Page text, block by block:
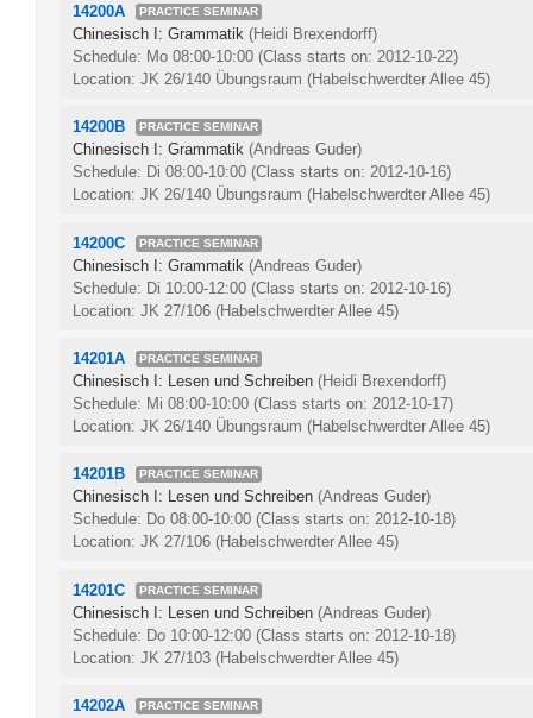
14200A PRACTICE SEMINAR
Chinesisch I: Grammatik (Heidi Brexendorff)
Schedule: Mo 08:00-10:00 (Class starts on: 2012-10-22)
Location: JK 26/140 Übungsraum (Habelschwerdter Allee 45)
14200B PRACTICE SEMINAR
Chinesisch I: Grammatik (Andreas Guder)
Schedule: Di 08:00-10:00 (Class starts on: 2012-10-16)
Location: JK 26/140 Übungsraum (Habelschwerdter Allee 45)
14200C PRACTICE SEMINAR
Chinesisch I: Grammatik (Andreas Guder)
Schedule: Di 10:00-12:00 (Class starts on: 2012-10-16)
Location: JK 27/106 (Habelschwerdter Allee 45)
14201A PRACTICE SEMINAR
Chinesisch I: Lesen und Schreiben (Heidi Brexendorff)
Schedule: Mi 08:00-10:00 (Class starts on: 2012-10-17)
Location: JK 26/140 Übungsraum (Habelschwerdter Allee 45)
14201B PRACTICE SEMINAR
Chinesisch I: Lesen und Schreiben (Andreas Guder)
Schedule: Do 08:00-10:00 (Class starts on: 2012-10-18)
Location: JK 27/106 (Habelschwerdter Allee 45)
14201C PRACTICE SEMINAR
Chinesisch I: Lesen und Schreiben (Andreas Guder)
Schedule: Do 10:00-12:00 (Class starts on: 2012-10-18)
Location: JK 27/103 (Habelschwerdter Allee 45)
14202A PRACTICE SEMINAR